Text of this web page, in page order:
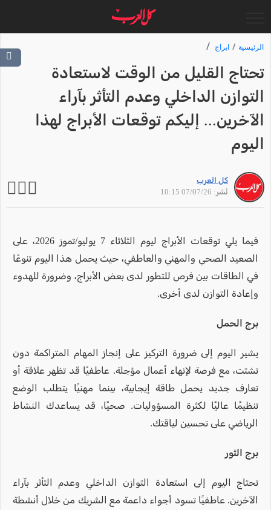
الرئيسية ابراج
تحتاج القليل من الوقت لاستعادة
التوازن الداخلي وعدم التأثر بآراء
الآخرين... إليكم توقعات الأبراج لهذا
اليوم
كل العرب
نُشر: 07/07/26 10:15
فيما يلي توقعات الأبراج ليوم الثلاثاء 7 يوليو/تموز 2026، على
الصعيد الصحي والمهني والعاطفي، حيث يحمل هذا اليوم تنوعًا
في الطاقات بين فرص للتطور لدى بعض الأبراج، وضرورة للهدوء
وإعادة التوازن لدى أخرى.
برج الحمل
يشير اليوم إلى ضرورة التركيز على إنجاز المهام المتراكمة دون
تشتت، مع فرصة لإنهاء أعمال مؤجلة. عاطفيًا قد تظهر علاقة أو
تعارف جديد يحمل طاقة إيجابية، بينما مهنيًا يتطلب الوضع
تنظيمًا عاليًا لكثرة المسؤوليات. صحيًا، قد يساعدك النشاط
الرياضي على تحسين لياقتك.
برج الثور
تحتاج اليوم إلى استعادة التوازن الداخلي وعدم التأثر بآراء
الآخرين. عاطفيًا تسود أجواء داعمة مع الشريك من خلال أنشطة